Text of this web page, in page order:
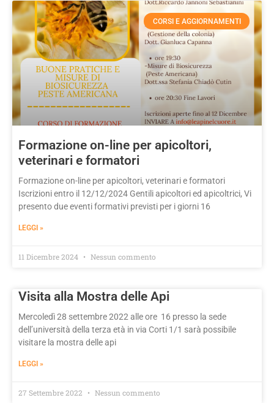
CORSI E AGGIORNAMENTI
Formazione on-line per apicoltori,
veterinari e formatori
Formazione on-line per apicoltori, veterinari e formatori
Iscrizioni entro il 12/12/2024 Gentili apicoltori ed apicoltrici, Vi
presento due eventi formativi previsti per i giorni 16
LEGGI »
11 Dicembre 2024 Nessun commento
Visita alla Mostra delle Api
Mercoledì 28 settembre 2022 alle ore 16 presso la sede
dell’università della terza età in via Corti 1/1 sarà possibile
visitare la mostra delle api
LEGGI »
27 Settembre 2022 Nessun commento